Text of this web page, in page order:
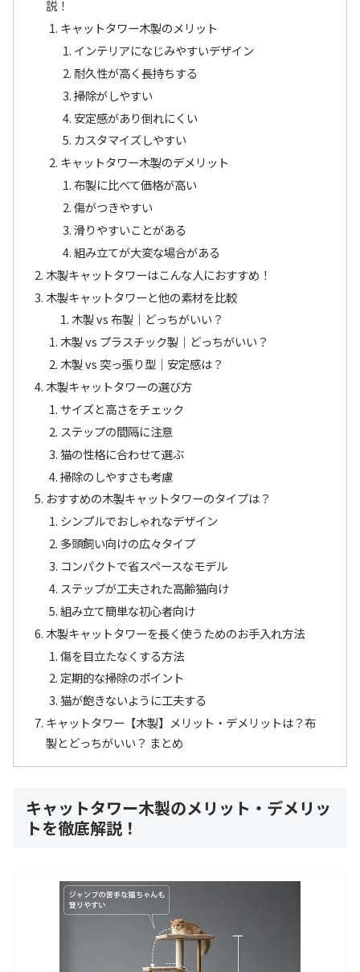
説！
キャットタワー木製のメリット
インテリアになじみやすいデザイン
耐久性が高く長持ちする
掃除がしやすい
安定感があり倒れにくい
カスタマイズしやすい
キャットタワー木製のデメリット
布製に比べて価格が高い
傷がつきやすい
滑りやすいことがある
組み立てが大変な場合がある
木製キャットタワーはこんな人におすすめ！
木製キャットタワーと他の素材を比較
木製 vs 布製｜どっちがいい？
木製 vs プラスチック製｜どっちがいい？
木製 vs 突っ張り型｜安定感は？
木製キャットタワーの選び方
サイズと高さをチェック
ステップの間隔に注意
猫の性格に合わせて選ぶ
掃除のしやすさも考慮
おすすめの木製キャットタワーのタイプは？
シンプルでおしゃれなデザイン
多頭飼い向けの広々タイプ
コンパクトで省スペースなモデル
ステップが工夫された高齢猫向け
組み立て簡単な初心者向け
木製キャットタワーを長く使うためのお手入れ方法
傷を目立たなくする方法
定期的な掃除のポイント
猫が飽きないように工夫する
キャットタワー【木製】メリット・デメリットは？布
製とどっちがいい？ まとめ
キャットタワー木製のメリット・デメリッ
トを徹底解説！